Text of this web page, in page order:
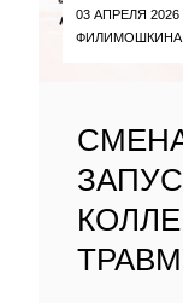
03 АПРЕЛЯ 2026
ФИЛИМОШКИНА